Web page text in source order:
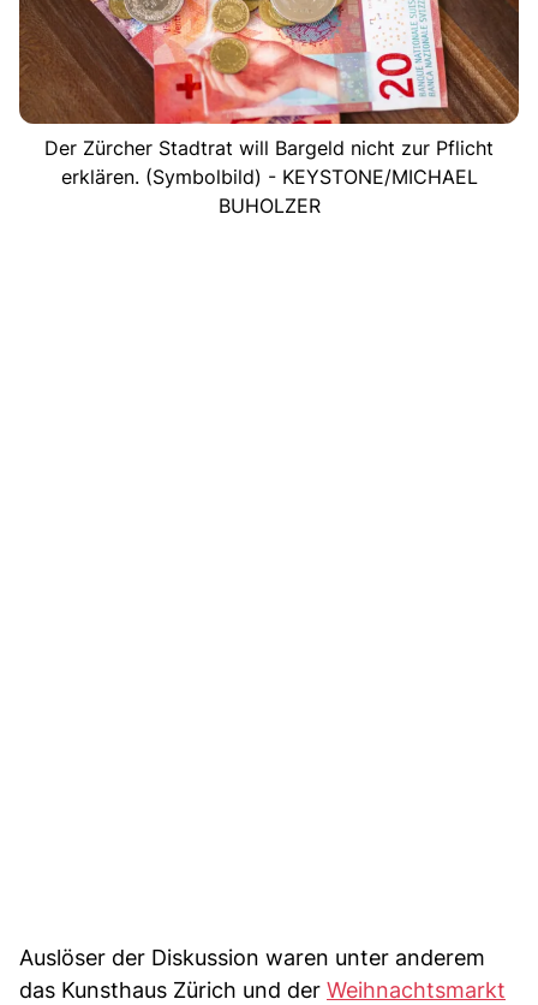
Der Zürcher Stadtrat will Bargeld nicht zur Pflicht
erklären. (Symbolbild) - KEYSTONE/MICHAEL
BUHOLZER
Auslöser der Diskussion waren unter anderem
das Kunsthaus Zürich und der Weihnachtsmarkt